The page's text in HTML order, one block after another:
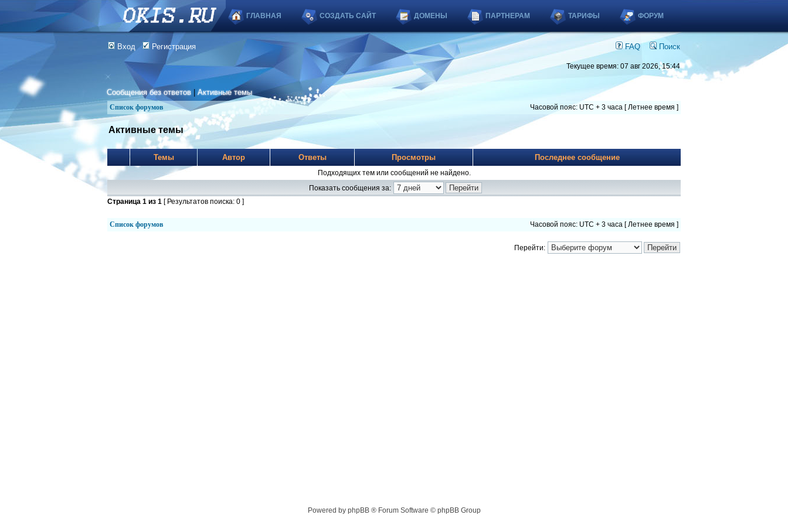
ГЛАВНАЯ СОЗДАТЬ САЙТ ДОМЕНЫ ПАРТНЕРАМ ТАРИФЫ ФОРУМ
Вход Регистрация FAQ Поиск
Текущее время: 07 авг 2026, 15:44
Сообщения без ответов |Активные темы
Список форумов Часовой пояс: UTC + 3 часа [ Летнее время ]
Активные темы
Темы Автор Ответы Просмотры Последнее сообщение
Подходящих тем или сообщений не найдено.
Показать сообщения за:
Страница 1 из 1 [ Результатов поиска: 0 ]
Список форумов Часовой пояс: UTC + 3 часа [ Летнее время ]
Перейти:
Powered by phpBB ® Forum Software © phpBB Group